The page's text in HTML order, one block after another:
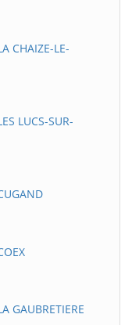
CHAIZE-LE-
LUCS-SUR-